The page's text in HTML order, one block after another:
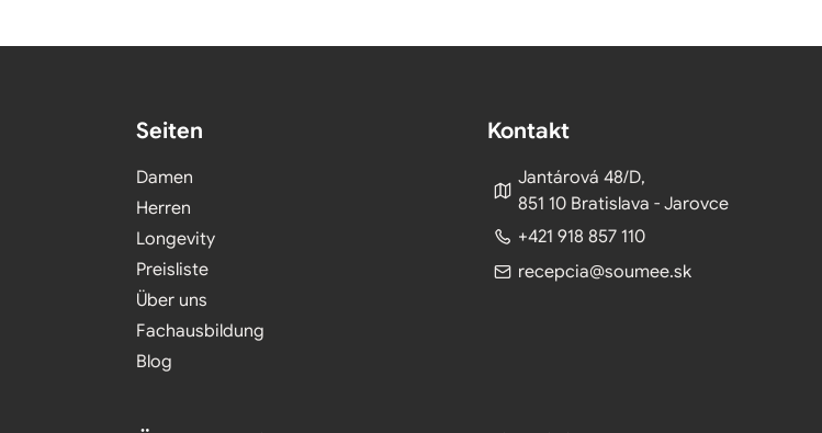
Seiten
Damen
Herren
Longevity
Preisliste
Über uns
Fachausbildung
Blog
Kontakt
Jantárová 48/D,
851 10 Bratislava - Jarovce
+421 918 857 110
recepcia@soumee.sk